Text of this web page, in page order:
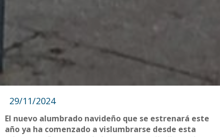
29/11/2024
El nuevo alumbrado navideño que se estrenará este
año ya ha comenzado a vislumbrarse desde esta